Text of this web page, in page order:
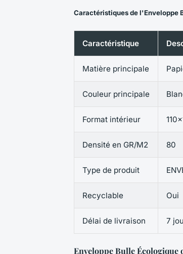
Caractéristiques de l'Enveloppe
Caractéristique
Matière principale
Couleur principale
Format intérieur
Densité en GR/M2 80
Type de produit
Recyclable Oui
Délai de livraison 7
Enveloppe Bulle Écologique